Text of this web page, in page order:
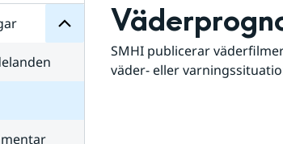
SMHI publicerar
väder- eller